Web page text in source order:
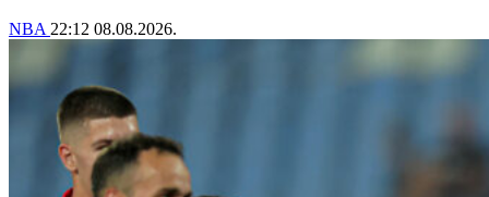
NBA 22:12 08.08.2026.